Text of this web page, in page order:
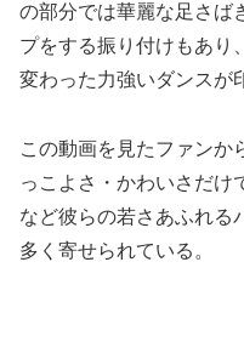
の部分では華麗な足さば
プをする振り付けもあり
変わった力強いダンスが
この動画を見たファンか
っこよさ・かわいさだけ
など彼らの若さあふれる
多く寄せられている。